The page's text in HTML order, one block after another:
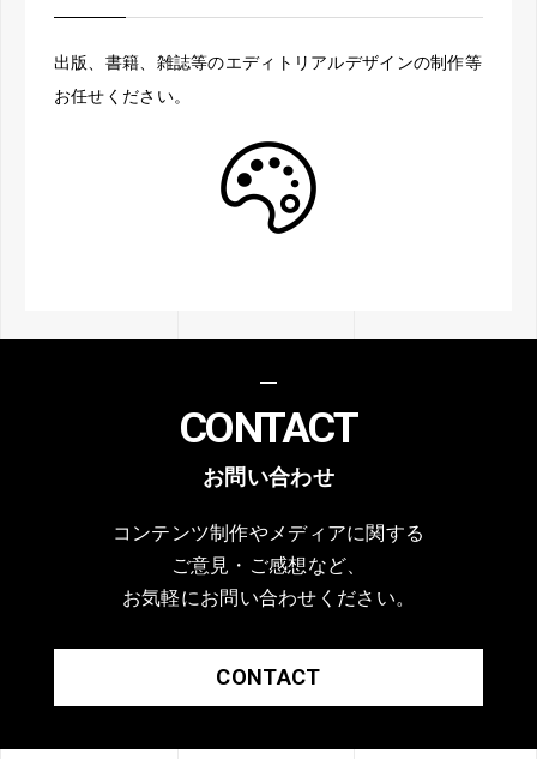
出版、書籍、雑誌等のエディトリアルデザインの制作等
お任せください。
CONTACT
お問い合わせ
コンテンツ制作やメディアに関する
ご意見・ご感想など、
お気軽にお問い合わせください。
CONTACT